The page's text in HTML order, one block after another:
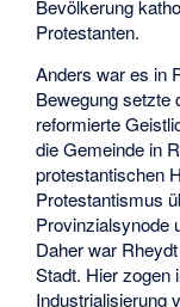
Bevölkerung
Protestanten.
Anders war es in
Bewegung setzte
reformierte
die Gemeinde in
protestantischen
Protestantismus
Provinzialsynode
Daher war
Stadt. Hier zogen
Industrialisierung